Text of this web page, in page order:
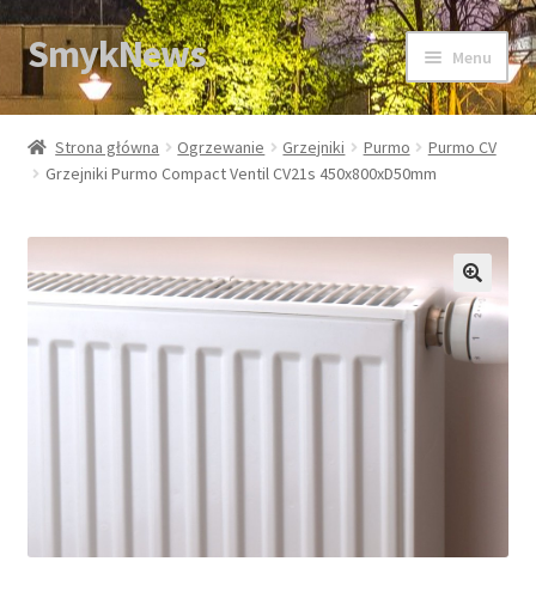
Przejdź
do
nawigacji
Przejdź
do
treści
SmykNews Menu
Strona główna
Strona główna Ogrzewanie Grzejniki Purmo
Purmo CV
Grzejniki Purmo Compact Ventil CV21s 450x800xD50mm